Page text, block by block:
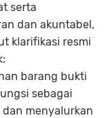
serta
dan akuntabel,
klarifikasi resmi
barang bukti
sebagai
menyalurkan